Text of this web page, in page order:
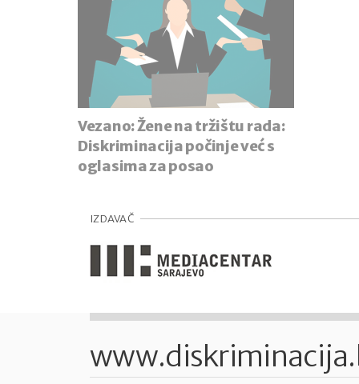
Vezano:Žene na tržištu rada:
Diskriminacija počinje već s
oglasima za posao
IZDAVAČ